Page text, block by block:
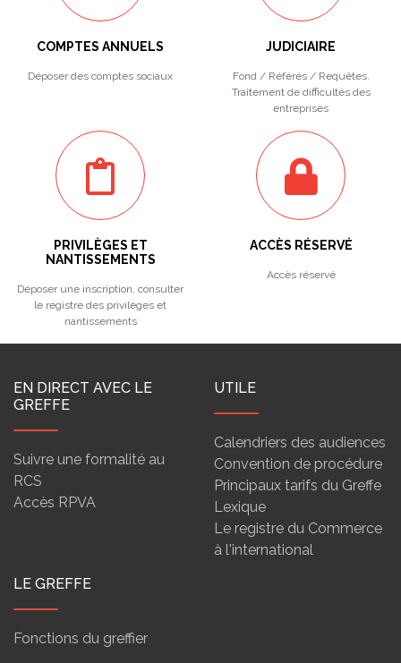
COMPTES ANNUELS
Déposer des comptes sociaux
JUDICIAIRE
Fond / Référés / Requêtes.
Traitement de difficultés des
entreprises
PRIVILÈGES ET
NANTISSEMENTS
Déposer une inscription, consulter
le registre des privilèges et
nantissements
ACCÈS RÉSERVÉ
Accès réservé
EN DIRECT AVEC LE
GREFFE
Suivre une formalité au
RCS
Accès RPVA
UTILE
Calendriers des audiences
Convention de procédure
Principaux tarifs du Greffe
Lexique
Le registre du Commerce
à l'international
LE GREFFE
Fonctions du greffier